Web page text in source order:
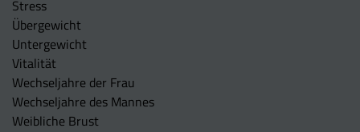
Stress
Übergewicht
Untergewicht
Vitalität
Wechseljahre der Frau
Wechseljahre des Mannes
Weibliche Brust